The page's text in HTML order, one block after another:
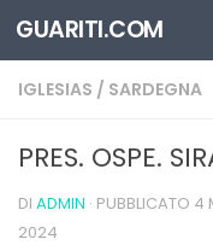
Salta al contenuto
GUARITI.COM
IGLESIAS / SARDEGNA
PRES. OSPE.
DI ADMIN · PUBBLICATO 4
2024